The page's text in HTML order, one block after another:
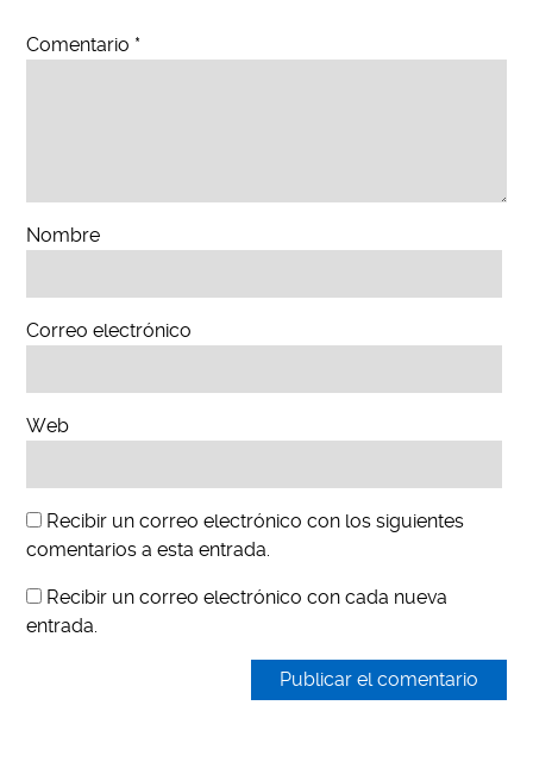
Comentario *
Nombre
Correo electrónico
Web
Recibir un correo electrónico con los siguientes
comentarios a esta entrada.
Recibir un correo electrónico con cada nueva
entrada.